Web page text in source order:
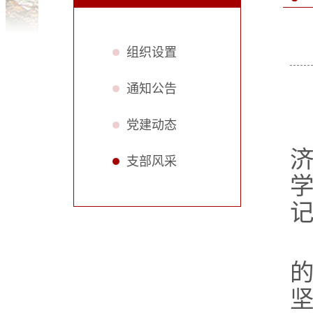
组织设置
通知公告
党建动态
支部风采